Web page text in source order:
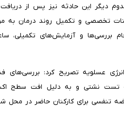
دیگر این حادثه نیز پس از
تخصصی و تکمیل روند درمان به
بررسی‌ها و آزمایش‌های
عسلویه تصریح کرد: بررسی‌های
تست نشتی و به دلیل افت سطح
تنفسی برای کارکنان حاضر در محل